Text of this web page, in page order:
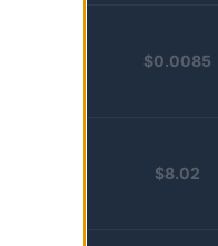
$0.0085
$8.02